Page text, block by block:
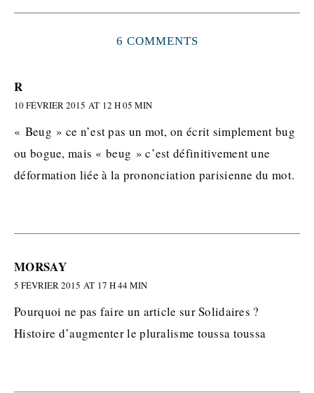
6 COMMENTS
R
10 FÉVRIER 2015 AT 12 H 05 MIN
« Beug » ce n’est pas un mot, on écrit simplement bug
ou bogue, mais « beug » c’est définitivement une
déformation liée à la prononciation parisienne du mot.
MORSAY
5 FÉVRIER 2015 AT 17 H 44 MIN
Pourquoi ne pas faire un article sur Solidaires ?
Histoire d’augmenter le pluralisme toussa toussa